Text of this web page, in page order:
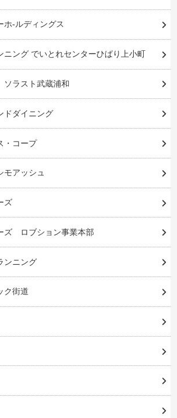
ホ-ルディングス
ニング でいとれセンターひばり上小町
ラスト武蔵浦和
ドダイニング
・コープ
モアッシュ
ズ
ズ ロブション事業本部
ンニング
ク街道